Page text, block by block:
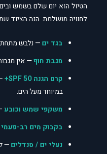
הטיול הוא יום שלם בשמש
לחוויה מושלמת. הנה הציוד
בגד ים — נלבש מתחת
מגבת חוף— אין
קרם הגנה SPF 50+
במיוחד מעל הים.
משקפי שמש וכובע
בקבוק מים רב-פעמי
נעלי ים / סנדלים —